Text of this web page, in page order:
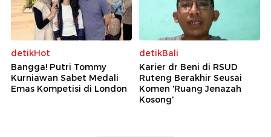
detikHot
Bangga! Putri Tommy
Kurniawan Sabet Medali
Emas Kompetisi di London
detikBali
Karier dr Beni di RSUD
Ruteng Berakhir Seusai
Komen 'Ruang Jenazah
Kosong'